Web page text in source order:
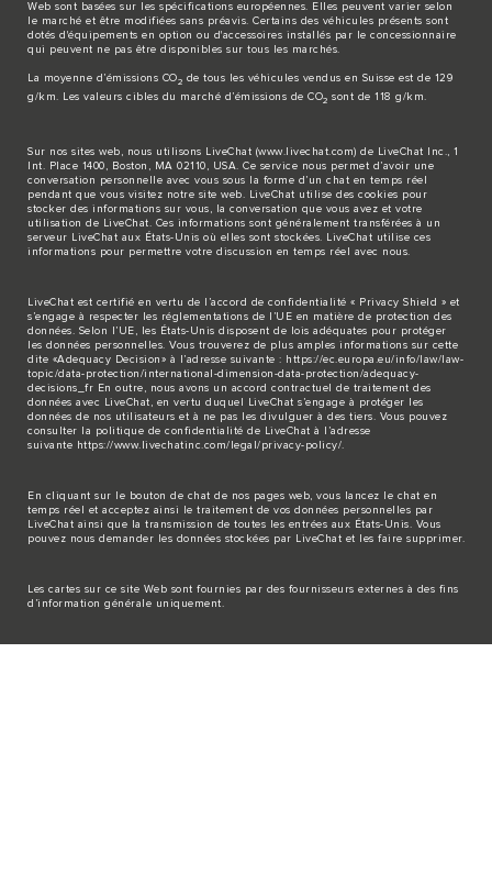
Web sont basées sur les spécifications européennes. Elles peuvent varier selon
le marché et être modifiées sans préavis. Certains des véhicules présents sont
dotés d'équipements en option ou d'accessoires installés par le concessionnaire
qui peuvent ne pas être disponibles sur tous les marchés.
La moyenne d’émissions CO2 de tous les véhicules vendus en Suisse est de 129
g/km. Les valeurs cibles du marché d’émissions de CO2 sont de 118 g/km.
Sur nos sites web, nous utilisons LiveChat (www.livechat.com) de LiveChat Inc., 1
Int. Place 1400, Boston, MA 02110, USA. Ce service nous permet d’avoir une
conversation personnelle avec vous sous la forme d’un chat en temps réel
pendant que vous visitez notre site web. LiveChat utilise des cookies pour
stocker des informations sur vous, la conversation que vous avez et votre
utilisation de LiveChat. Ces informations sont généralement transférées à un
serveur LiveChat aux États-Unis où elles sont stockées. LiveChat utilise ces
informations pour permettre votre discussion en temps réel avec nous.
LiveChat est certifié en vertu de l’accord de confidentialité « Privacy Shield » et
s’engage à respecter les réglementations de l’UE en matière de protection des
données. Selon l’UE, les États-Unis disposent de lois adéquates pour protéger
les données personnelles. Vous trouverez de plus amples informations sur cette
dite «Adequacy Decision» à l’adresse suivante : https://ec.europa.eu/info/law/law-
topic/data-protection/international-dimension-data-protection/adequacy-
decisions_fr En outre, nous avons un accord contractuel de traitement des
données avec LiveChat, en vertu duquel LiveChat s’engage à protéger les
données de nos utilisateurs et à ne pas les divulguer à des tiers. Vous pouvez
consulter la politique de confidentialité de LiveChat à l’adresse
suivante https://www.livechatinc.com/legal/privacy-policy/.
En cliquant sur le bouton de chat de nos pages web, vous lancez le chat en
temps réel et acceptez ainsi le traitement de vos données personnelles par
LiveChat ainsi que la transmission de toutes les entrées aux États-Unis. Vous
pouvez nous demander les données stockées par LiveChat et les faire supprimer.
Les cartes sur ce site Web sont fournies par des fournisseurs externes à des fins
d’information générale uniquement.